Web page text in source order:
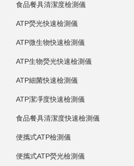
食品餐具清潔度檢測儀
ATP熒光快速檢測儀
ATP微生物快速檢測儀
ATP生物熒光快速檢測儀
ATP細菌快速檢測儀
ATP潔凈度快速檢測儀
食品餐具清潔度快速檢測儀
便攜式ATP檢測儀
便攜式ATP熒光檢測儀